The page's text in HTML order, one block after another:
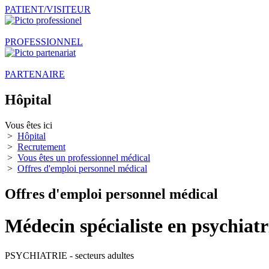
PATIENT/VISITEUR
PROFESSIONNEL
PARTENAIRE
Hôpital
Vous êtes ici
> Hôpital
> Recrutement
> Vous êtes un professionnel médical
> Offres d'emploi personnel médical
Offres d'emploi personnel médical
Médecin spécialiste en
PSYCHIATRIE - secteurs adultes